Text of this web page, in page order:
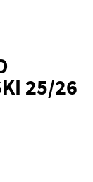
25/26